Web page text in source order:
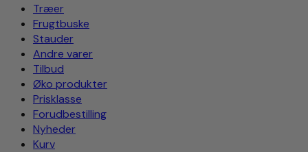
Træer
Frugtbuske
Stauder
Andre varer
Tilbud
Øko produkter
Prisklasse
Forudbestilling
Nyheder
Kurv